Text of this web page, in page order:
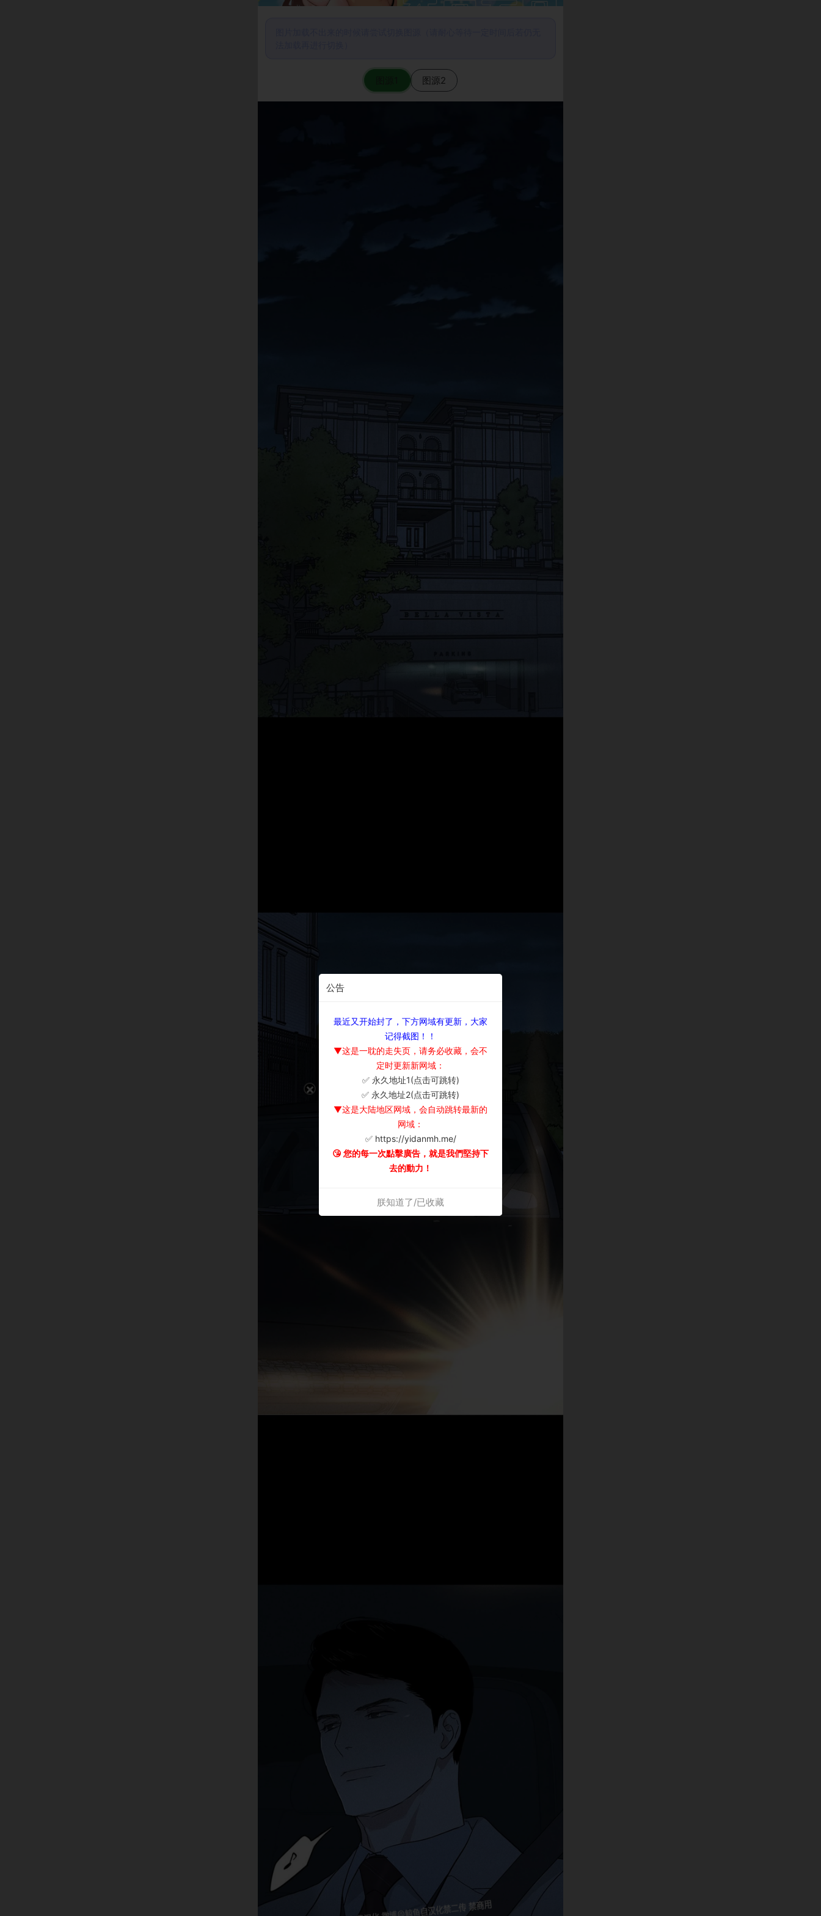
图源2
公告
最近又开始封了，下方网域有更新，大家
记得截图！！
▼这是一耽的走失页，请务必收藏，会不
定时更新新网域：
✅ 永久地址1(点击可跳转)
✅ 永久地址2(点击可跳转)
▼这是大陆地区网域，会自动跳转最新的
网域：
✅ https://yidanmh.me/
😘 您的每一次點擊廣告，就是我們堅持下
去的動力！
朕知道了/已收藏
×